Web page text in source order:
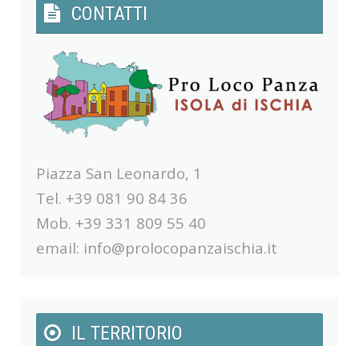
CONTATTI
Piazza San Leonardo, 1
Tel. +39 081 90 84 36
Mob. +39 331 809 55 40
email: info@prolocopanzaischia.it
IL TERRITORIO